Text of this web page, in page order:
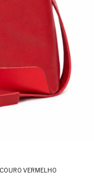
VERMELHO